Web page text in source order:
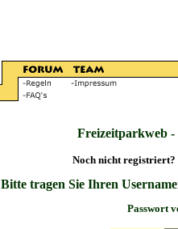
Freizeitparkweb
Noch nicht registriert?
Bitte tragen Sie Ihren
Passwort